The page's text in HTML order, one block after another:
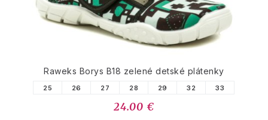
Raweks Borys B18 zelené detské plátenky
25 26 27 28 29 32 33
24.00 €